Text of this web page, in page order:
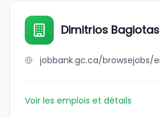
Dimitrios Bagiotas
Voir les emplois et détails